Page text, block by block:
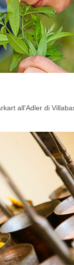
all'Adler di